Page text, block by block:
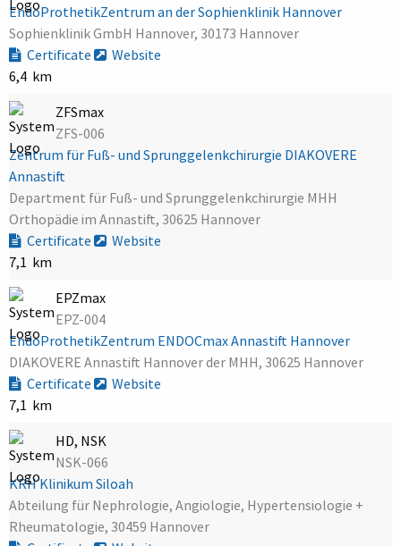
EndoProthetikZentrum an der Sophienklinik Hannover
Sophienklinik GmbH Hannover, 30173 Hannover
Certificate
Website
6,4 km
ZFSmax
ZFS-006
Zentrum für Fuß- und Sprunggelenkchirurgie DIAKOVERE
Annastift
Department für Fuß- und Sprunggelenkchirurgie MHH
Orthopädie im Annastift, 30625 Hannover
Certificate
Website
7,1 km
EPZmax
EPZ-004
EndoProthetikZentrum ENDOCmax Annastift Hannover
DIAKOVERE Annastift Hannover der MHH, 30625 Hannover
Certificate
Website
7,1 km
HD, NSK
NSK-066
KRH Klinikum Siloah
Abteilung für Nephrologie, Angiologie, Hypertensiologie +
Rheumatologie, 30459 Hannover